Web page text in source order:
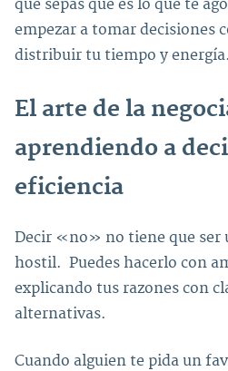
que sepas qué es lo que te
empezar a tomar decisiones
distribuir tu tiempo y energía.
El arte de la
aprendiendo a
eficiencia
Decir «no» no tiene que ser
hostil. Puedes hacerlo con
explicando tus razones con
alternativas.
Cuando alguien te pida un